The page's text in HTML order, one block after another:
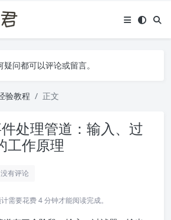
疑问都可以评论或留言。
问都可以评论或留言。
验教程 正文
处理管道：输入、过
工作原理
没有评论
需要花费 4 分钟才能阅读完成。